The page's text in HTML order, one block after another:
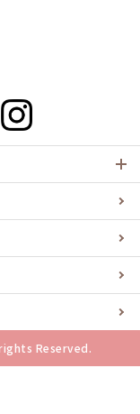
rights Reserved.